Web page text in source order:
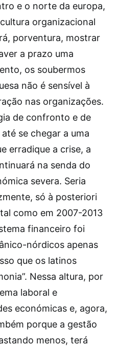
e o norte da europa,
organizacional
porventura, mostrar
a prazo uma
os soubermos
não é sensível à
nas organizações.
de confronto e de
se chegar a uma
erradique a crise, a
na senda do
severa. Seria
só à posteriori
como em 2007-2013
financeiro foi
nórdicos apenas
que os latinos
Nessa altura, por
laboral e
económicas e, agora,
porque a gestão
menos, terá